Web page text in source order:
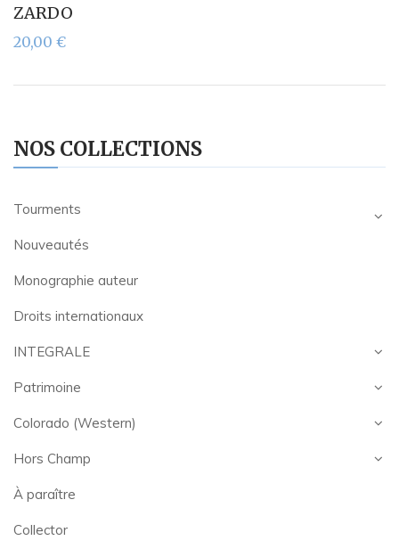
NOS COLLECTIONS
Tourments
Nouveautés
Monographie auteur
Droits internationaux
INTEGRALE
Patrimoine
Colorado (Western)
Hors Champ
À paraître
Collector
ZARDO
20,00 €